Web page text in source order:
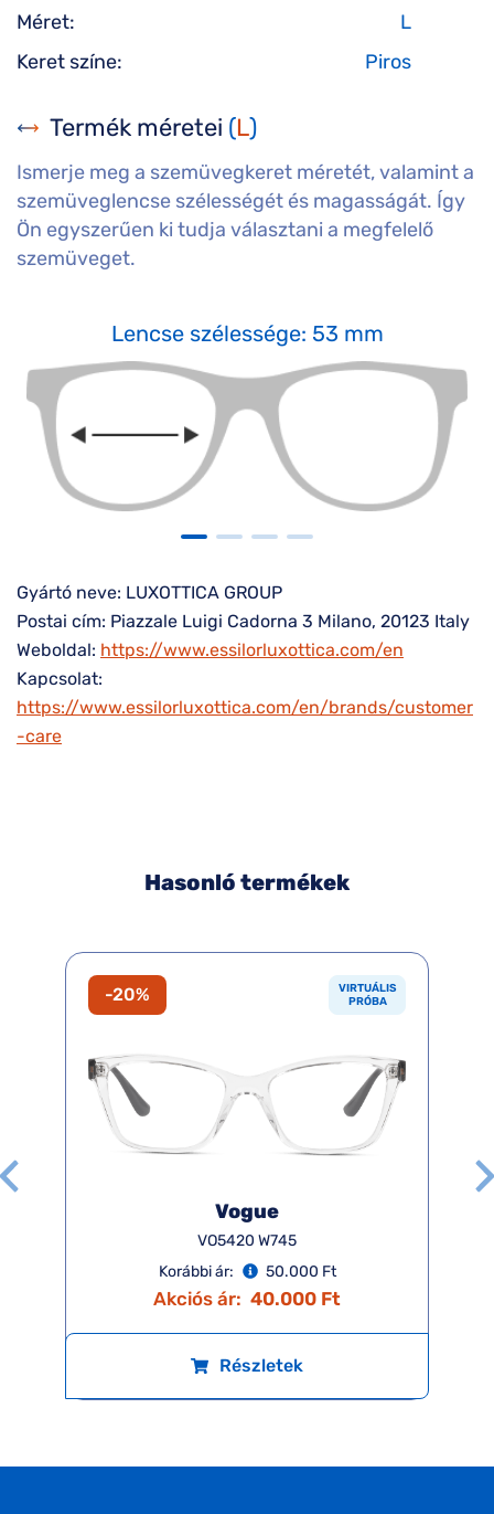
Méret:
L
Keret színe:
Piros
Termék méretei (L)
Ismerje meg a szemüvegkeret méretét, valamint a
szemüveglencse szélességét és magasságát. Így
Ön egyszerűen ki tudja választani a megfelelő
szemüveget.
Lencse szélessége: 53 mm
Gyártó neve: LUXOTTICA GROUP
Postai cím: Piazzale Luigi Cadorna 3 Milano, 20123 Italy
Weboldal: https://www.essilorluxottica.com/en
Kapcsolat:
https://www.essilorluxottica.com/en/brands/customer
-care
Hasonló termékek
-20%
VIRTUÁLIS
PRÓBA
Vogue
VO5420 W745
Korábbi ár:
50.000 Ft
Akciós ár: 40.000 Ft
Részletek